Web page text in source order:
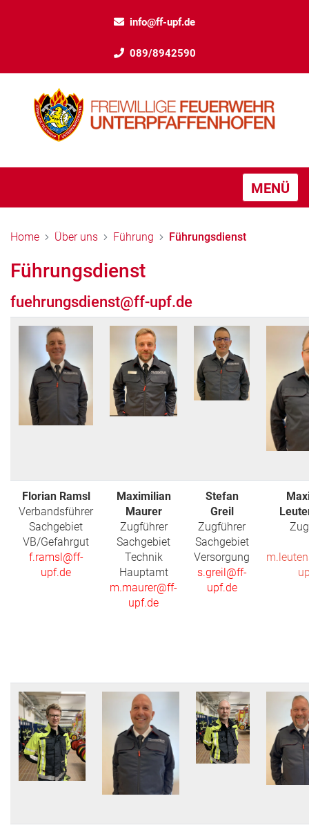
info@ff-upf.de
089/8942590
MENÜ
Home Über uns Führung Führungsdienst
Führungsdienst
fuehrungsdienst@ff-upf.de
Florian Ramsl
Verbandsführer
Sachgebiet
VB/Gefahrgut
f.ramsl@ff-
upf.de
Maximilian
Maurer
Zugführer
Sachgebiet
Technik
Hauptamt
m.maurer@ff-
upf.de
Stefan
Greil
Zugführer
Sachgebiet
Versorgung
s.greil@ff-
upf.de